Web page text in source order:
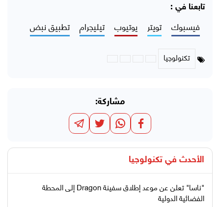
تابعنا في :
فيسبوك تويتر يوتيوب تيليجرام تطبيق نبض
تكنولوجيا
مشاركة:
الأحدث في تكنولوجيا
"ناسا" تعلن عن موعد إطلاق سفينة Dragon إلى المحطة
الفضائية الدولية